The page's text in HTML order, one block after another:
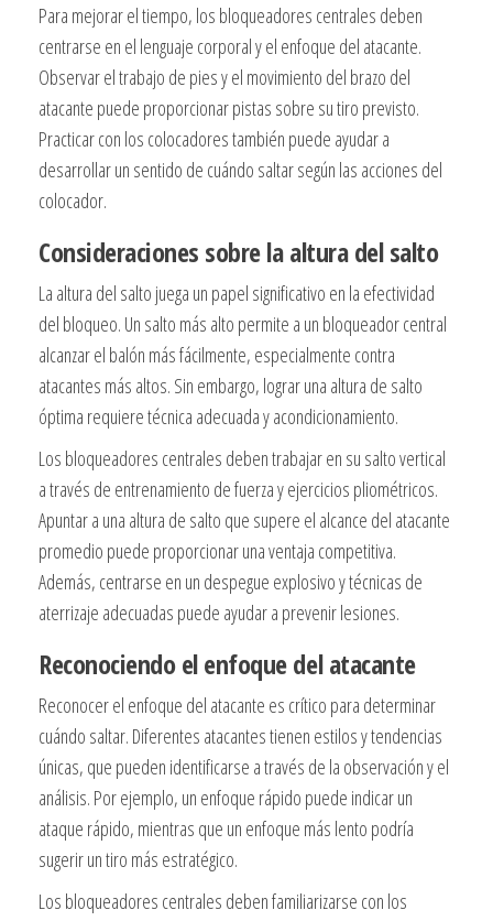
Para mejorar el tiempo, los bloqueadores centrales deben
centrarse en el lenguaje corporal y el enfoque del atacante.
Observar el trabajo de pies y el movimiento del brazo del
atacante puede proporcionar pistas sobre su tiro previsto.
Practicar con los colocadores también puede ayudar a
desarrollar un sentido de cuándo saltar según las acciones del
colocador.
Consideraciones sobre la altura del salto
La altura del salto juega un papel significativo en la efectividad
del bloqueo. Un salto más alto permite a un bloqueador central
alcanzar el balón más fácilmente, especialmente contra
atacantes más altos. Sin embargo, lograr una altura de salto
óptima requiere técnica adecuada y acondicionamiento.
Los bloqueadores centrales deben trabajar en su salto vertical
a través de entrenamiento de fuerza y ejercicios pliométricos.
Apuntar a una altura de salto que supere el alcance del atacante
promedio puede proporcionar una ventaja competitiva.
Además, centrarse en un despegue explosivo y técnicas de
aterrizaje adecuadas puede ayudar a prevenir lesiones.
Reconociendo el enfoque del atacante
Reconocer el enfoque del atacante es crítico para determinar
cuándo saltar. Diferentes atacantes tienen estilos y tendencias
únicas, que pueden identificarse a través de la observación y el
análisis. Por ejemplo, un enfoque rápido puede indicar un
ataque rápido, mientras que un enfoque más lento podría
sugerir un tiro más estratégico.
Los bloqueadores centrales deben familiarizarse con los